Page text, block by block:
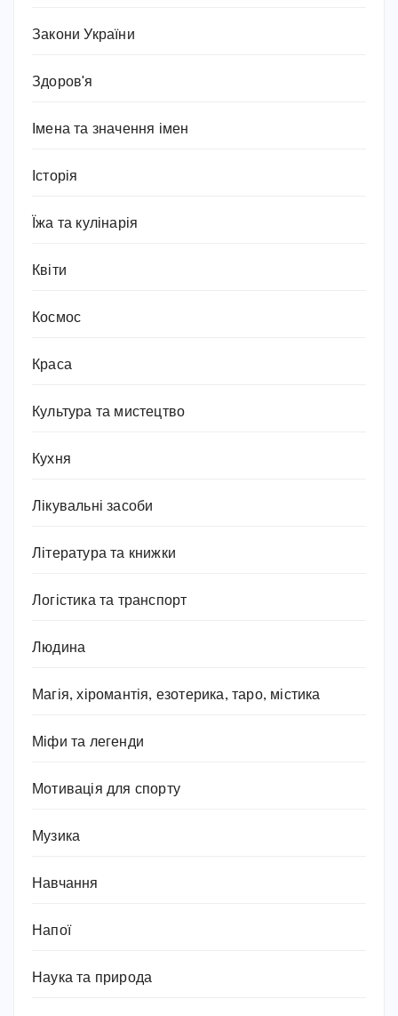
Закони України
Здоров'я
Імена та значення імен
Історія
Їжа та кулінарія
Квіти
Космос
Краса
Культура та мистецтво
Кухня
Лікувальні засоби
Література та книжки
Логістика та транспорт
Людина
Магія, хіромантія, езотерика, таро, містика
Міфи та легенди
Мотивація для спорту
Музика
Навчання
Напої
Наука та природа